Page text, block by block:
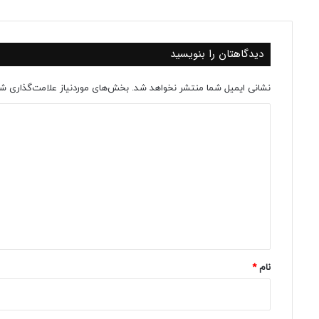
دیدگاهتان را بنویسید
نشانی ایمیل شما منتشر نخواهد شد. بخش‌های موردنیاز علامت‌گذاری
نام*